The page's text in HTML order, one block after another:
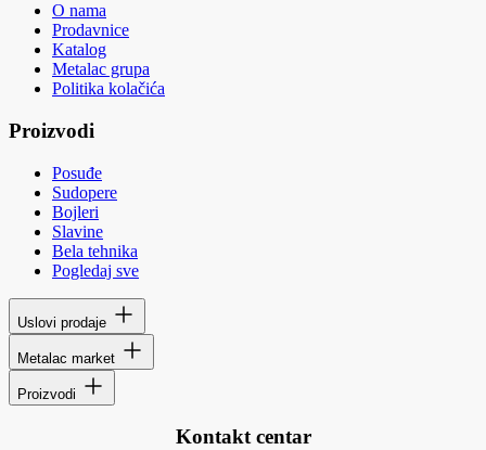
O nama
Prodavnice
Katalog
Metalac grupa
Politika kolačića
Proizvodi
Posuđe
Sudopere
Bojleri
Slavine
Bela tehnika
Pogledaj sve
Uslovi prodaje
Metalac market
Proizvodi
Kontakt centar